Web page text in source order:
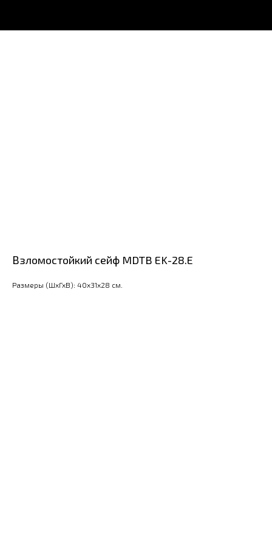
Взломостойкий сейф MDTB EK-28.E
Размеры (ШхГхВ): 40x31x28 см.